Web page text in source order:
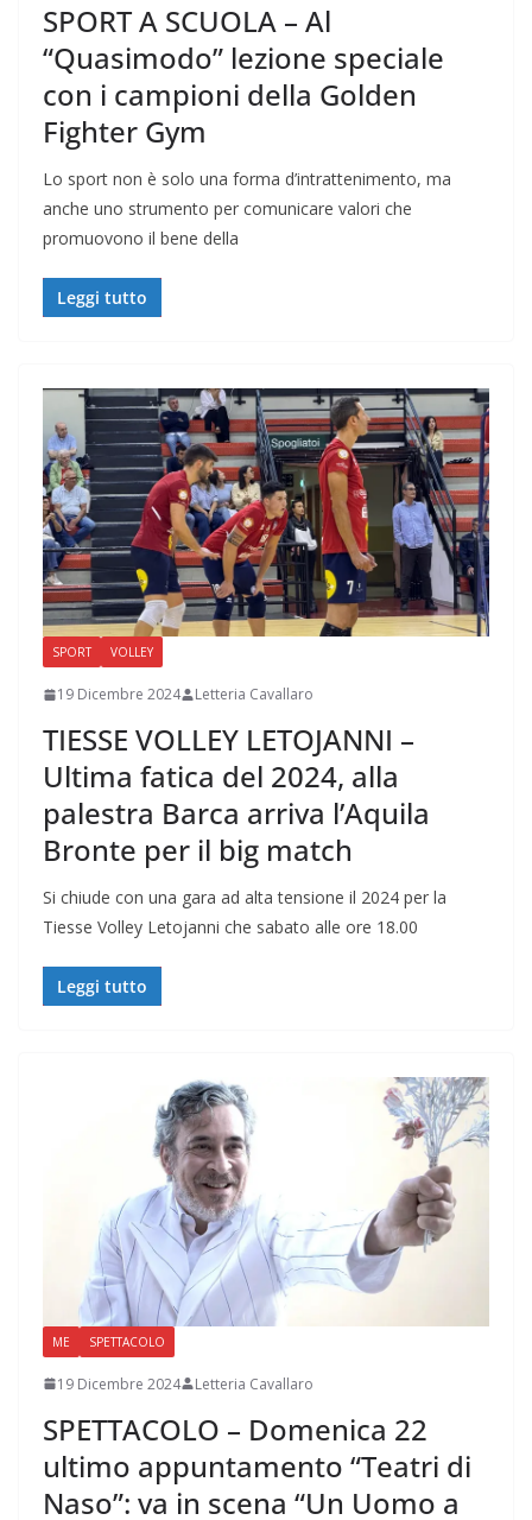
SPORT A SCUOLA – Al
“Quasimodo” lezione speciale
con i campioni della Golden
Fighter Gym
Lo sport non è solo una forma d’intrattenimento, ma
anche uno strumento per comunicare valori che
promuovono il bene della
Leggi tutto
SPORT VOLLEY
19 Dicembre 2024 Letteria Cavallaro
TIESSE VOLLEY LETOJANNI –
Ultima fatica del 2024, alla
palestra Barca arriva l’Aquila
Bronte per il big match
Si chiude con una gara ad alta tensione il 2024 per la
Tiesse Volley Letojanni che sabato alle ore 18.00
Leggi tutto
ME SPETTACOLO
19 Dicembre 2024 Letteria Cavallaro
SPETTACOLO – Domenica 22
ultimo appuntamento “Teatri di
Naso”: va in scena “Un Uomo a